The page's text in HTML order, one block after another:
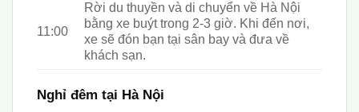
11:00
Rời du thuyền và di chuyển về Hà Nội
bằng xe buýt trong 2-3 giờ. Khi đến nơi,
xe sẽ đón bạn tại sân bay và đưa về
khách sạn.
Nghỉ đêm tại Hà Nội